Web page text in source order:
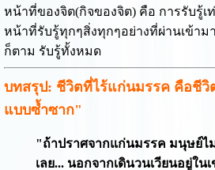
หน้าที่ของจิต(กิจของจิต) คือ การรับรู้เ
หน้าที่รับรู้ทุกๆสิ่งทุกๆอย่างที่ผ่านเข้าม
ก็ตาม รับรู้ทั้งหมด
บทสรุป: ชีวิตที่ไร้แก่นมรรค คือชี
แบบซ้ำซาก"
"ถ้าปราศจากแก่นมรรค มนุษย์ไ
เลย... นอกจากเดินวนเวียนอยู่ใน